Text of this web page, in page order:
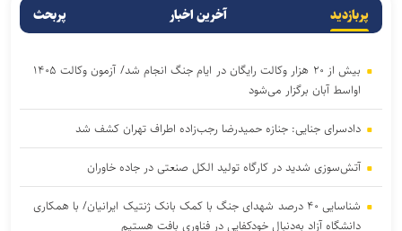
پربازدید آخرین اخبار پربحث
بیش از ۲۰ هزار وکالت رایگان در ایام جنگ انجام شد/ آزمون وکالت ۱۴۰۵
اواسط آبان برگزار می‌شود
دادسرای جنایی: جنازه حمیدرضا رجب‌زاده اطراف تهران کشف شد
آتش‌سوزی شدید در کارگاه تولید الکل صنعتی در جاده خاوران
شناسایی ۴۰ درصد شهدای جنگ با کمک بانک ژنتیک ایرانیان/ با همکاری
دانشگاه آزاد به‌دنبال خودکفایی در فناوری بافت هستیم